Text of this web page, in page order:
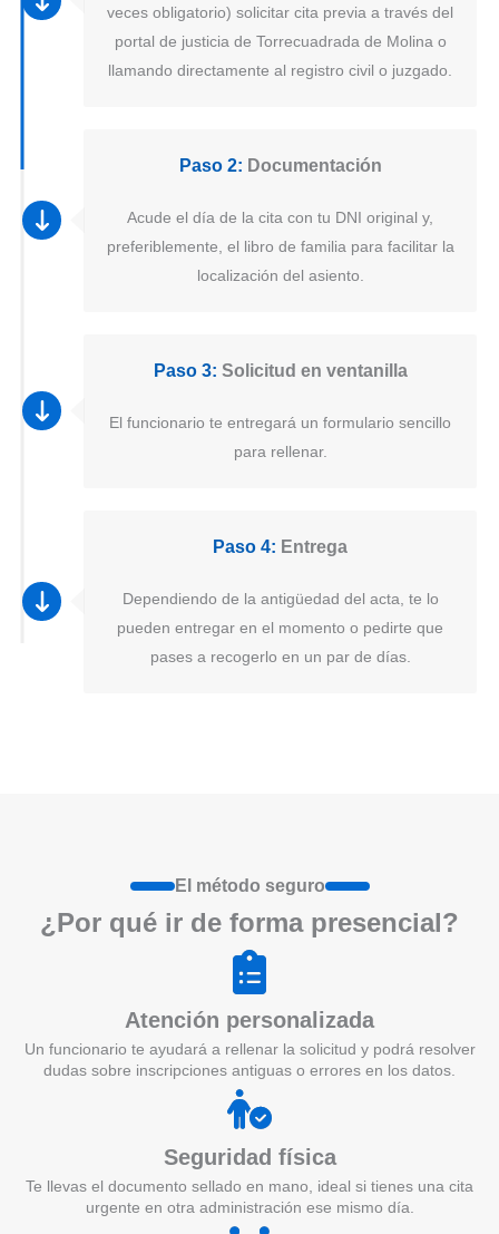
veces obligatorio) solicitar cita previa a través del
portal de justicia de Torrecuadrada de Molina o
llamando directamente al registro civil o juzgado.
Paso 2: Documentación
Acude el día de la cita con tu DNI original y,
preferiblemente, el libro de familia para facilitar la
localización del asiento.
Paso 3: Solicitud en ventanilla
El funcionario te entregará un formulario sencillo
para rellenar.
Paso 4: Entrega
Dependiendo de la antigüedad del acta, te lo
pueden entregar en el momento o pedirte que
pases a recogerlo en un par de días.
El método seguro
¿Por qué ir de formapresencial?
Atención personalizada
Un funcionario te ayudará a rellenar la solicitud y podrá resolver
dudas sobre inscripciones antiguas o errores en los datos.
Seguridad física
Te llevas el documento sellado en mano, ideal si tienes una cita
urgente en otra administración ese mismo día.